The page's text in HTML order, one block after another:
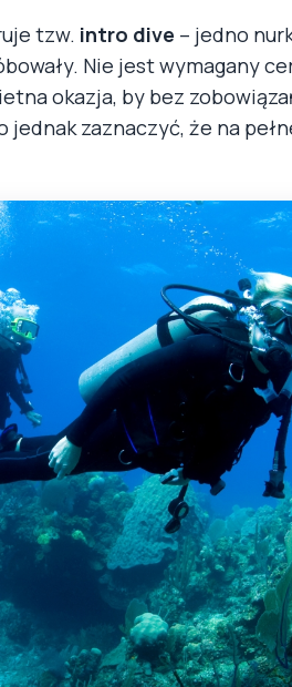
tzw. intro dive – jedno
Nie jest wymagany
okazja, by bez
zaznaczyć, że na